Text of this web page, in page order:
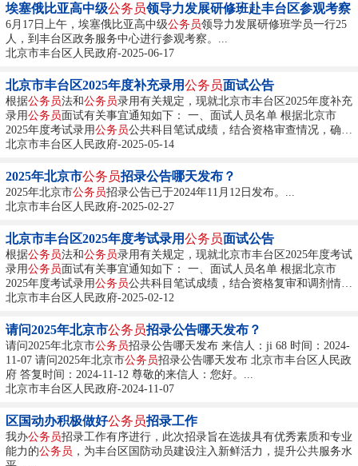
埃塞俄比亚高中级公务员领导力发展研修班赴丰台区参观考察
6月17日上午，埃塞俄比亚高中级公务员领导力发展研修班学员一行25
人，到丰台区政务服务中心进行参观考察。...
北京市丰台区人民政府-2025-06-17
北京市丰台区2025年度补充录用公务员面试公告
根据公务员法和公务员录用有关规定，现就北京市丰台区2025年度补充
录用公务员面试有关事宜通知如下： 一、面试人员名单 根据北京市
2025年度考试录用公务员公共科目笔试成绩，结合资格审查情况，确定
本次面试人员范围（具体名单见附件1）。...
北京市丰台区人民政府-2025-05-14
2025年北京市公务员招录公告哪天发布？
2025年北京市公务员招录公告已于2024年11月12日发布。...
北京市丰台区人民政府-2025-02-27
北京市丰台区2025年度考试录用公务员面试公告
根据公务员法和公务员录用有关规定，现就北京市丰台区2025年度考试
录用公务员面试有关事宜通知如下： 一、面试人员名单 根据北京市
2025年度考试录用公务员公共科目笔试成绩，结合资格复审和调剂情
况，确定本次面试人员范围（具体名单见附件1）。...
北京市丰台区人民政府-2025-02-12
请问2025年北京市公务员招录公告哪天发布？
请问2025年北京市公务员招录公告哪天发布 来信人：ji 68 时间：2024-
11-07 请问2025年北京市公务员招录公告哪天发布 北京市丰台区人民政
府 答复时间：2024-11-12 尊敬的来信人：您好。...
北京市丰台区人民政府-2024-11-07
区国动办积极做好公务员招录工作
我办公务员招录工作有序进行，此次招录旨在选拔具有优秀素质和专业
能力的公务员 ，为丰台区国防动员建设注入新鲜活力，提升公共服务水